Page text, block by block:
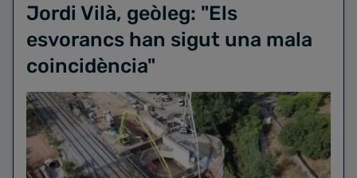
Jordi Vilà, geòleg: "Els
esvorancs han sigut una mala
coincidència"